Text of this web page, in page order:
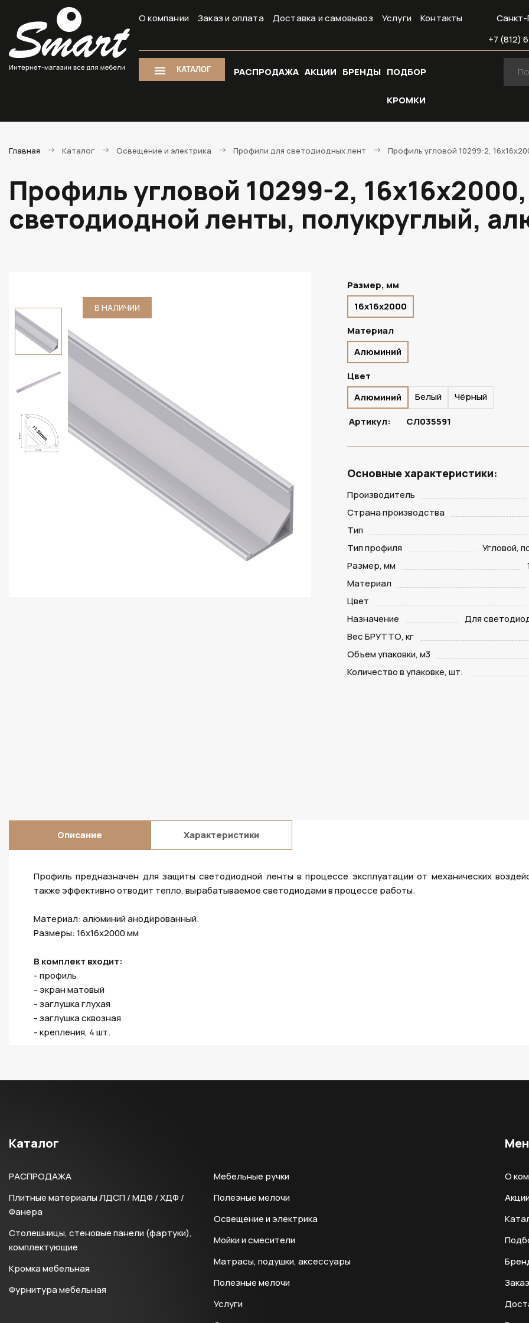
О компании Заказ и оплата Доставка и самовывоз Услуги Контакты
Санкт-
+7 (812)
КАТАЛОГ РАСПРОДАЖА АКЦИИ БРЕНДЫ ПОДБОР
КРОМКИ
Главная Каталог Освещение и электрика Профили для светодиодных лент Профиль угловой 10299-2,
Профиль угловой 10299-2,
светодиодной ленты, полукруглый,
В НАЛИЧИИ В НАЛИЧИИ
Размер, мм
16х16х2000
Материал
Алюминий
Цвет
Алюминий
Белый
Чёрный
Артикул:
СЛ035591
Основные характеристики:
Производитель
Страна производства
Тип
Тип профиля
Угловой,
Размер, мм
Материал
Цвет
Назначение
Для
Вес БРУТТО, кг
Объем упаковки, м3
Количество в упаковке, шт.
Описание Характеристики
Профиль предназначен для защиты светодиодной ленты в процессе эксплуатации от механических
также эффективно отводит тепло, вырабатываемое светодиодами в процессе работы.
Материал: алюминий анодированный.
Размеры: 16х16х2000 мм
В комплект входит:
- профиль
- экран матовый
- заглушка глухая
- заглушка сквозная
- крепления, 4 шт.
Каталог
РАСПРОДАЖА
Плитные материалы ЛДСП / МДФ / ХДФ /
Фанера
Столешницы, стеновые панели (фартуки),
комплектующие
Кромка мебельная
Фурнитура мебельная
Мебельные ручки
Полезные мелочи
Освещение и электрика
Мойки и смесители
Матрасы, подушки, аксессуары
Полезные мелочи
Услуги
О